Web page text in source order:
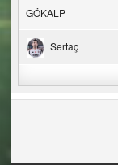
GÖKALP
Sertaç